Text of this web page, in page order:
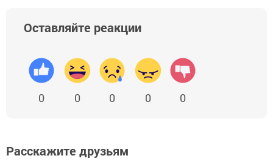
Оставляйте реакции
0 0 0 0 0
Расскажите друзьям